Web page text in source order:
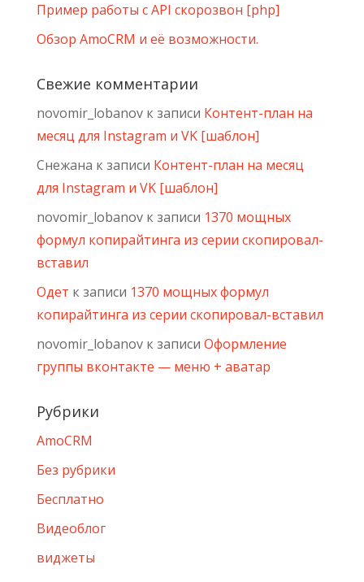
Пример работы с API скорозвон [php]
Обзор AmoCRM и её возможности.
Свежие комментарии
novomir_lobanovк записи Контент-план на
месяц для Instagram и VK [шаблон]
Снежана к записи Контент-план на месяц
для Instagram и VK [шаблон]
novomir_lobanovк записи 1370 мощных
формул копирайтинга из серии скопировал-
вставил
Одет к записи 1370 мощных формул
копирайтинга из серии скопировал-вставил
novomir_lobanovк записи Оформление
группы вконтакте — меню + аватар
Рубрики
AmoCRM
Без рубрики
Бесплатно
Видеоблог
виджеты